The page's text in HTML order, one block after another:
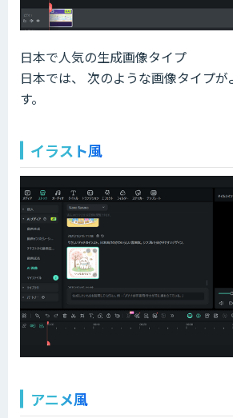
日本で人気の生成画像タイプ
日本では、 次のような画像タイプが
す。
イラスト風
アニメ風